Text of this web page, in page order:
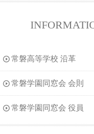
常磐高等学校 沿革
常磐学園同窓会 会則
常磐学園同窓会 役員